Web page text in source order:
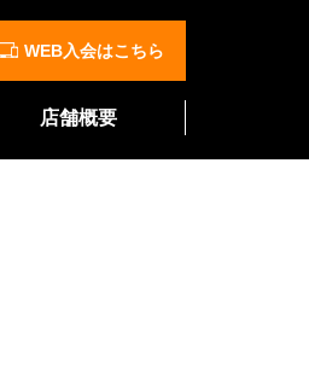
WEB入会はこちら
店舗概要